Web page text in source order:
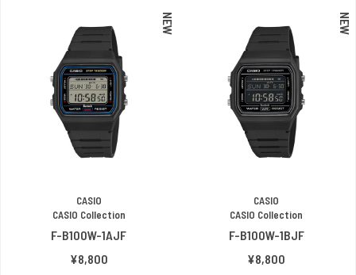
NEW
CASIO
CASIO Collection
F-B100W-1AJF
¥8,800
NEW
CASIO
CASIO Collection
F-B100W-1BJF
¥8,800